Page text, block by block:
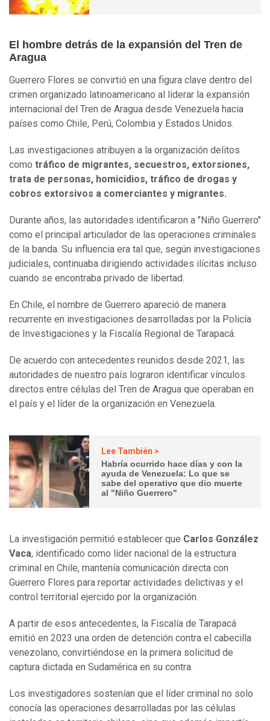
El hombre detrás de la expansión del Tren de
Aragua
Guerrero Flores se convirtió en una figura clave dentro del
crimen organizado latinoamericano al liderar la expansión
internacional del Tren de Aragua desde Venezuela hacia
países como Chile, Perú, Colombia y Estados Unidos.
Las investigaciones atribuyen a la organización delitos
como tráfico de migrantes, secuestros, extorsiones,
trata de personas, homicidios, tráfico de drogas y
cobros extorsivos a comerciantes y migrantes.
Durante años, las autoridades identificaron a "Niño Guerrero"
como el principal articulador de las operaciones criminales
de la banda. Su influencia era tal que, según investigaciones
judiciales, continuaba dirigiendo actividades ilícitas incluso
cuando se encontraba privado de libertad.
En Chile, el nombre de Guerrero apareció de manera
recurrente en investigaciones desarrolladas por la Policía
de Investigaciones y la Fiscalía Regional de Tarapacá.
De acuerdo con antecedentes reunidos desde 2021, las
autoridades de nuestro país lograron identificar vínculos
directos entre células del Tren de Aragua que operaban en
el país y el líder de la organización en Venezuela.
Lee También >
Habría ocurrido hace días y con la
ayuda de Venezuela: Lo que se
sabe del operativo que dio muerte
al "Niño Guerrero"
La investigación permitió establecer que Carlos González
Vaca, identificado como líder nacional de la estructura
criminal en Chile, mantenía comunicación directa con
Guerrero Flores para reportar actividades delictivas y el
control territorial ejercido por la organización.
A partir de esos antecedentes, la Fiscalía de Tarapacá
emitió en 2023 una orden de detención contra el cabecilla
venezolano, convirtiéndose en la primera solicitud de
captura dictada en Sudamérica en su contra.
Los investigadores sostenían que el líder criminal no solo
conocía las operaciones desarrolladas por las células